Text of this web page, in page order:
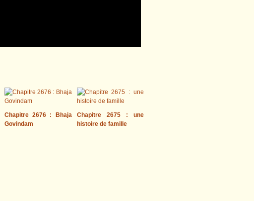
Chapitre 2676 : Bhaja
Govindam
Chapitre 2675 : une
histoire de famille